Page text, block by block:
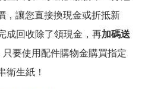
，讓您直接換現金或折抵新
成回收除了領現金，再加碼送
只要使用配件購物金購買指定
衛生紙！